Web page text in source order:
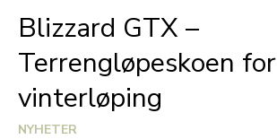
Blizzard GTX –
Terrengløpeskoen for
vinterløping
NYHETER